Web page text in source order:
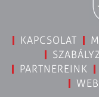
KAPCSOLAT
PARTNEREINK